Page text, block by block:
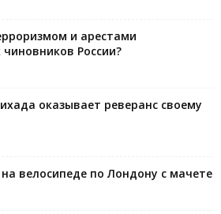
и арестами
России?
оказывает реверанс своему
велосипеде по Лондону с мачете